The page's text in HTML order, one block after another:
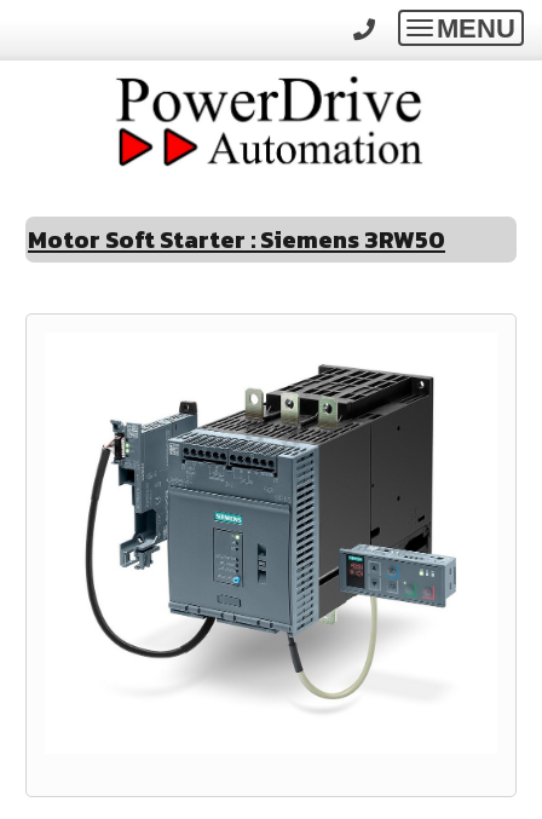
Toggle
MENU
Motor Soft Starter : Siemens 3RW50